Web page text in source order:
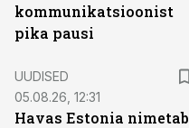
kommunikatsioonist
pika pausi
UUDISED
05.08.26, 12:31
Havas Estonia nimetab